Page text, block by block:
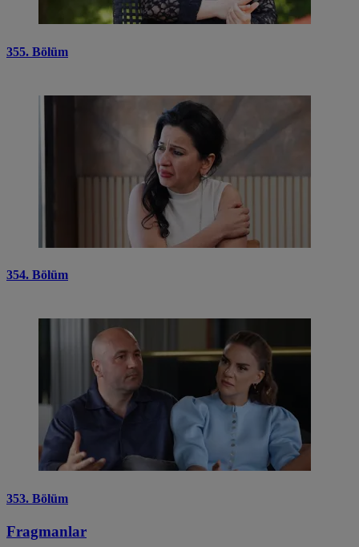
355. Bölüm
354. Bölüm
353. Bölüm
Fragmanlar